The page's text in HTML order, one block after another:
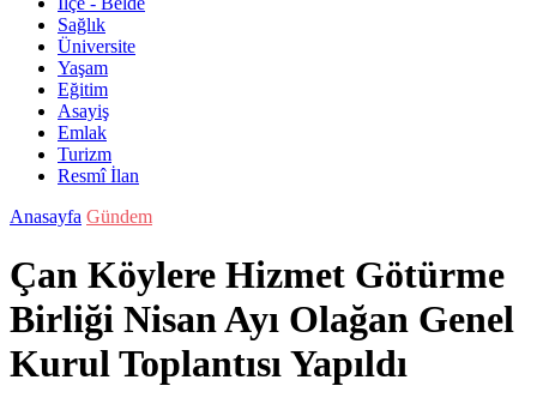
Sağlık
Üniversite
Yaşam
Eğitim
Asayiş
Emlak
Turizm
Resmî İlan
Anasayfa Gündem
Çan Köylere Hizmet Götürme
Birliği Nisan Ayı Olağan Genel
Kurul Toplantısı Yapıldı